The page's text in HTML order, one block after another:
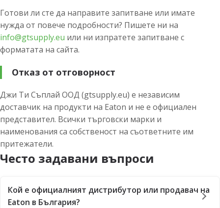
Готови ли сте да направите запитване или имате
нужда от повече подробности? Пишете ни на
info@gtsupply.eu или ни изпратете запитване с
форматата на сайта.
Отказ от отговорност
Джи Ти Съплай ООД (gtsupply.eu) е независим
доставчик на продукти на Eaton и не е официален
представител. Всички търговски марки и
наименования са собственост на съответните им
притежатели.
Често задавани въпроси
Кой е официалният дистрибутор или продавач на
Eaton в България?